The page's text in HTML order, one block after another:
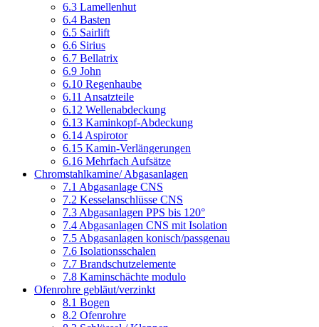
6.3 Lamellenhut
6.4 Basten
6.5 Sairlift
6.6 Sirius
6.7 Bellatrix
6.9 John
6.10 Regenhaube
6.11 Ansatzteile
6.12 Wellenabdeckung
6.13 Kaminkopf-Abdeckung
6.14 Aspirotor
6.15 Kamin-Verlängerungen
6.16 Mehrfach Aufsätze
Chromstahlkamine/ Abgasanlagen
7.1 Abgasanlage CNS
7.2 Kesselanschlüsse CNS
7.3 Abgasanlagen PPS bis 120°
7.4 Abgasanlagen CNS mit Isolation
7.5 Abgasanlagen konisch/passgenau
7.6 Isolationsschalen
7.7 Brandschutzelemente
7.8 Kaminschächte modulo
Ofenrohre gebläut/verzinkt
8.1 Bogen
8.2 Ofenrohre